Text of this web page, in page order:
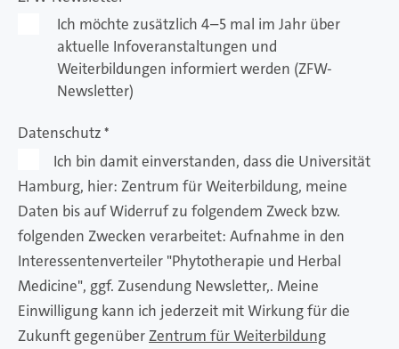
Ich möchte zusätzlich 4–5 mal im Jahr über
aktuelle Infoveranstaltungen und
Weiterbildungen informiert werden (ZFW-
Newsletter)
Datenschutz *
Ich bin damit einverstanden, dass die Universität
Hamburg, hier: Zentrum für Weiterbildung, meine
Daten bis auf Widerruf zu folgendem Zweck bzw.
folgenden Zwecken verarbeitet: Aufnahme in den
Interessentenverteiler "Phytotherapie und Herbal
Medicine", ggf. Zusendung Newsletter,. Meine
Einwilligung kann ich jederzeit mit Wirkung für die
Zukunft gegenüberZentrum für Weiterbildung